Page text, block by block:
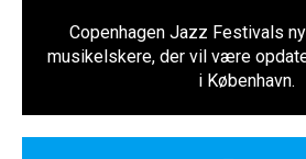
Copenhagen Jazz Festivals
musikelskere, der vil være
i København.